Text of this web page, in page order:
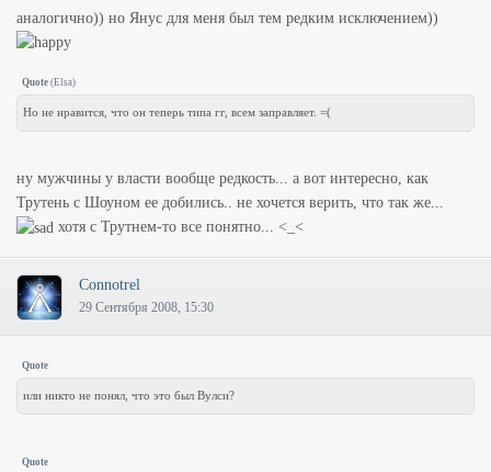
аналогично)) но Янус для меня был тем редким исключением))
Quote (Elsa)
Но не нравится, что он теперь типа гг, всем заправляет. =(
ну мужчины у власти вообще редкость... а вот интересно, как
Трутень с Шоуном ее добились.. не хочется верить, что так же...
хотя с Трутнем-то все понятно... <_<
Connotrel
29 Сентября 2008, 15:30
Quote
или никто не понял, что это был Вулси?
Quote